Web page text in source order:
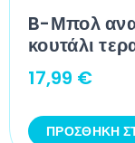
B-Μπολ
κουτάλι
17,99 €
ΠΡΟΣΘΉΚΗ